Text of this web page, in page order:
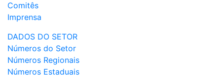
Comitês
Imprensa
DADOS DO SETOR
Números do Setor
Números Regionais
Números Estaduais